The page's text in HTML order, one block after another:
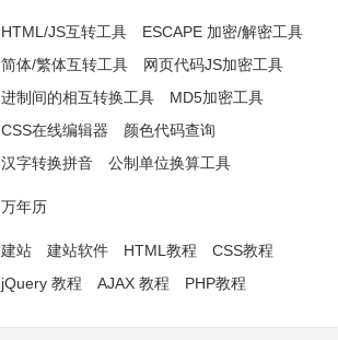
HTML/JS互转工具
ESCAPE 加密/解密工具
简体/繁体互转工具
网页代码JS加密工具
进制间的相互转换工具
MD5加密工具
CSS在线编辑器
颜色代码查询
汉字转换拼音
公制单位换算工具
万年历
建站 建站软件 HTML教程
CSS教程
jQuery 教程
AJAX 教程 PHP教程